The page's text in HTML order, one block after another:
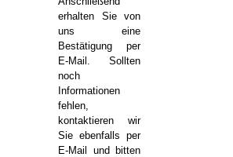
erhalten Sie von
uns eine
Bestätigung per
E-Mail. Sollten
noch
Informationen
fehlen,
kontaktieren wir
Sie ebenfalls per
E-Mail und bitten